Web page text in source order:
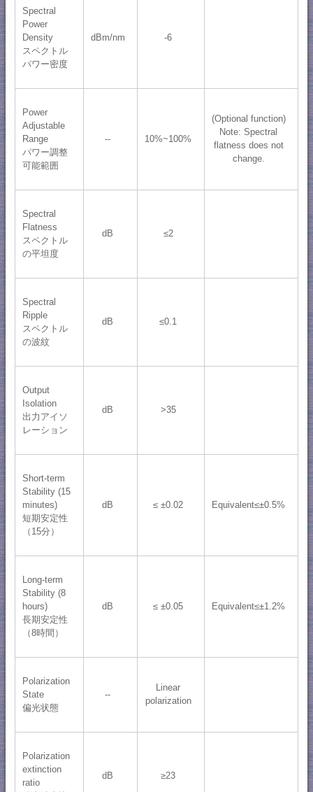
Spectral
Power
Density
スペクトル
パワー密度
dBm/nm -6
Power
Adjustable
Range
パワー調整
可能範囲
-- 10%~100%
(Optional function)
Note: Spectral
flatness does not
change.
Spectral
Flatness
スペクトル
の平坦度
dB ≤2
Spectral
Ripple
スペクトル
の波紋
dB ≤0.1
Output
Isolation
出力アイソ
レーション
dB >35
Short-term
Stability (15
minutes)
短期安定性
（15分）
dB ≤ ±0.02 Equivalent≤±0.5%
Long-term
Stability (8
hours)
長期安定性
（8時間）
dB ≤ ±0.05 Equivalent≤±1.2%
Polarization
State
偏光状態
--
Linear
polarization
Polarization
extinction
ratio
dB ≥23